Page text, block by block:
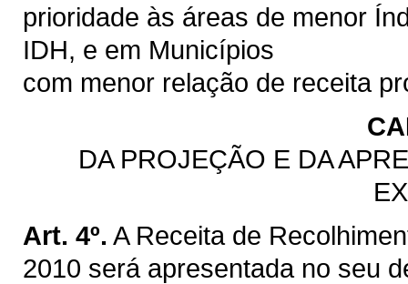
prioridade às áreas de menor
IDH, e em Municípios
com menor relação de receita
DA PROJEÇÃO E DA
Art. 4º. A Receita de
2010 será apresentada no seu